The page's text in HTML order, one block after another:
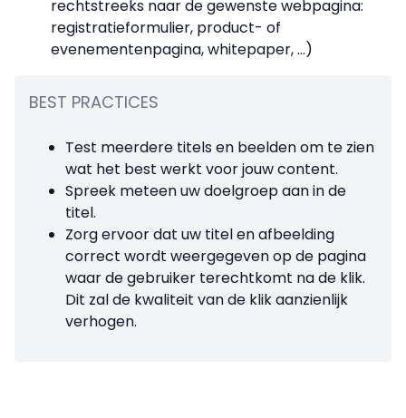
rechtstreeks naar de gewenste webpagina:
registratieformulier, product- of
evenementenpagina, whitepaper, ...)
BEST PRACTICES
Test meerdere titels en beelden om te zien
wat het best werkt voor jouw content.
Spreek meteen uw doelgroep aan in de
titel.
Zorg ervoor dat uw titel en afbeelding
correct wordt weergegeven op de pagina
waar de gebruiker terechtkomt na de klik.
Dit zal de kwaliteit van de klik aanzienlijk
verhogen.